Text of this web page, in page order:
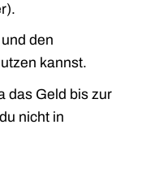
den
kannst.
das Geld bis zur
nicht in